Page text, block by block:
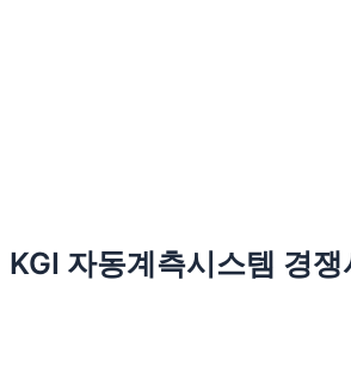
KGI 자동계측시스템 경